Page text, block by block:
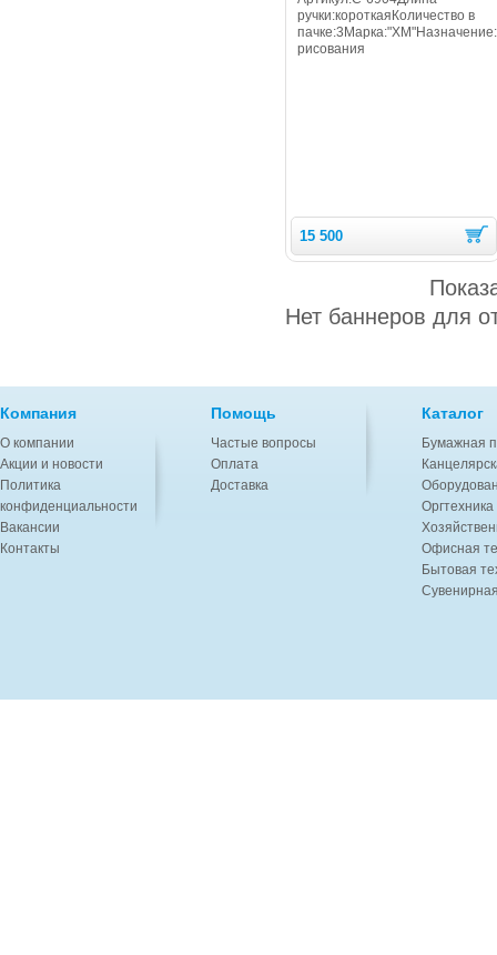
ручки:короткаяКоличество в
рисования
15 500
Нет баннеров для
Компания
О компании
Акции и новости
Политика
конфиденциальности
Вакансии
Контакты
Помощь
Частые вопросы
Оплата
Доставка
Каталог
Бумажная
Офисная
Бытовая